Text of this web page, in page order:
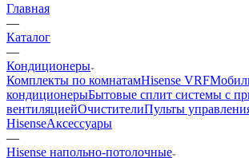
Главная
—
Каталог
—
Кондиционеры
Комплекты по комнатамHisense VRF
кондиционерыБытовые сплит системы с
вентиляциейОчистителиПульты
HisenseАксессуары
—
Hisense напольно-потолочные